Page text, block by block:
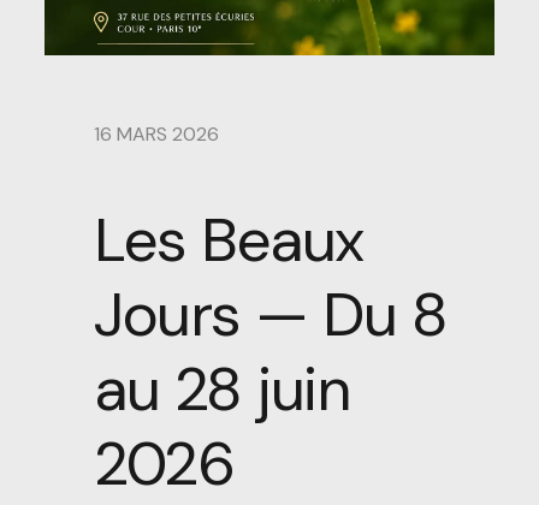
16 MARS 2026
Les Beaux
Jours — Du 8
au 28 juin
2026